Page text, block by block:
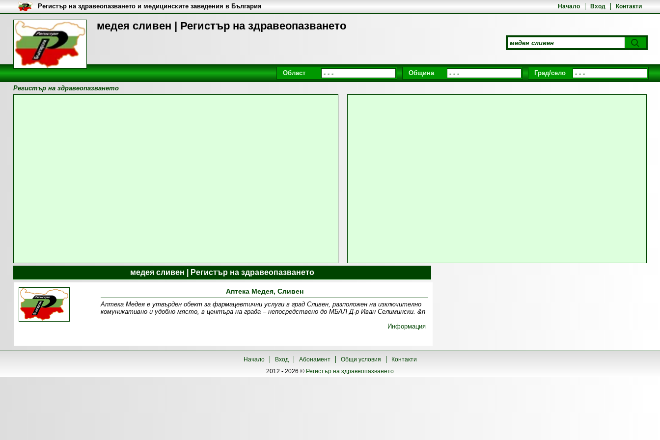
медея сливен | Регистър на здравеопазването
Начало Вход Контакти
Регистър на здравеопазването и медицинските заведения в България
Област Община Град/село
Регистър на здравеопазването
медея сливен | Регистър на здравеопазването
Аптека Медея, Сливен
Аптека Медея е утвърден обект за фармацевтични услуги в град Сливен, разположен на изключително
комуникативно и удобно място, в центъра на града – непосредствено до МБАЛ Д-р Иван Селимински. &n
Информация
Начало Вход Абонамент Общи условия
Контакти
2012 - 2026 © Регистър на здравеопазването